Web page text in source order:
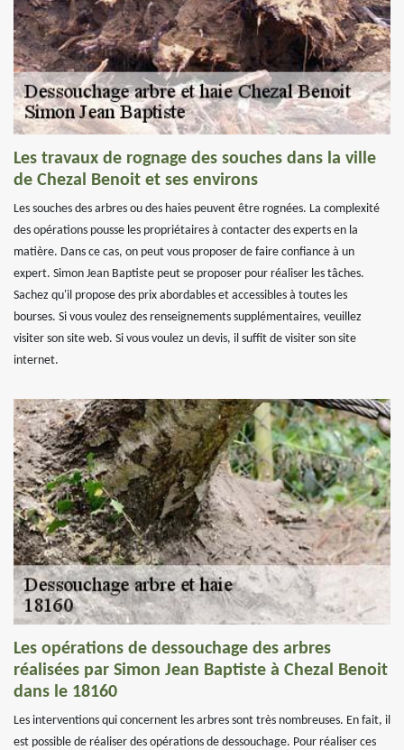
Les travaux de rognage des souches dans la ville
de Chezal Benoit et ses environs
Les souches des arbres ou des haies peuvent être rognées. La complexité
des opérations pousse les propriétaires à contacter des experts en la
matière. Dans ce cas, on peut vous proposer de faire confiance à un
expert. Simon Jean Baptiste peut se proposer pour réaliser les tâches.
Sachez qu'il propose des prix abordables et accessibles à toutes les
bourses. Si vous voulez des renseignements supplémentaires, veuillez
visiter son site web. Si vous voulez un devis, il suffit de visiter son site
internet.
Les opérations de dessouchage des arbres
réalisées par Simon Jean Baptiste à Chezal Benoit
dans le 18160
Les interventions qui concernent les arbres sont très nombreuses. En fait, il
est possible de réaliser des opérations de dessouchage. Pour réaliser ces